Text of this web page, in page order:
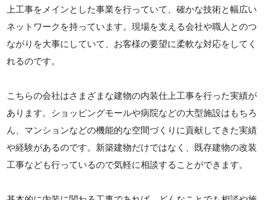
上工事をメインとした事業を行っていて、確かな技術と幅広い
ネットワークを持っています。現場を支える会社や職人とのつ
ながりを大事にしていて、お客様の要望に柔軟な対応をしてく
れるのです。
こちらの会社はさまざまな建物の内装仕上工事を行った実績が
あります。ショッピングモールや病院などの大型施設はもちろ
ん、マンションなどの機能的な空間づくりに貢献してきた実績
や経験があるのです。新築建物だけではなく、既存建物の改装
工事なども行っているので気軽に相談することができます。